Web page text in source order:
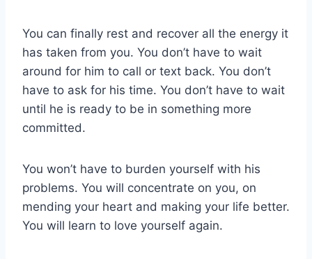
You can finally rest and recover all the energy it
has taken from you. You don’t have to wait
around for him to call or text back. You don’t
have to ask for his time. You don’t have to wait
until he is ready to be in something more
committed.
You won’t have to burden yourself with his
problems. You will concentrate on you, on
mending your heart and making your life better.
You will learn to love yourself again.